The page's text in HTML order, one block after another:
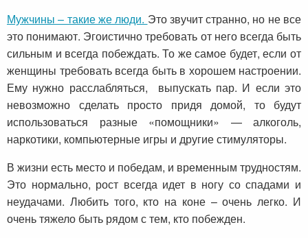
Мужчины – такие же люди. Это звучит странно, но не все
это понимают. Эгоистично требовать от него всегда быть
сильным и всегда побеждать. То же самое будет, если от
женщины требовать всегда быть в хорошем настроении.
Ему нужно расслабляться, выпускать пар. И если это
невозможно сделать просто придя домой, то будут
использоваться разные «помощники» — алкоголь,
наркотики, компьютерные игры и другие стимуляторы.
В жизни есть место и победам, и временным трудностям.
Это нормально, рост всегда идет в ногу со спадами и
неудачами. Любить того, кто на коне – очень легко. И
очень тяжело быть рядом с тем, кто побежден.